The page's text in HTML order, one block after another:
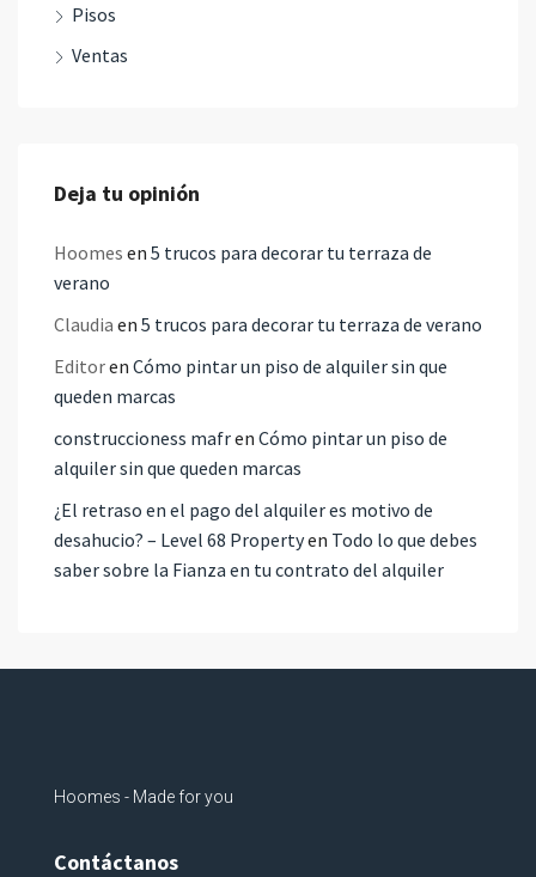
Pisos
Ventas
Deja tu opinión
Hoomes en 5 trucos para decorar tu terraza de
verano
Claudia en 5 trucos para decorar tu terraza de verano
Editoren Cómo pintar un piso de alquiler sin que
queden marcas
construccioness mafren Cómo pintar un piso de
alquiler sin que queden marcas
¿El retraso en el pago del alquiler es motivo de
desahucio? – Level 68 Propertyen Todo lo que debes
saber sobre la Fianza en tu contrato del alquiler
Hoomes - Made for you
Contáctanos